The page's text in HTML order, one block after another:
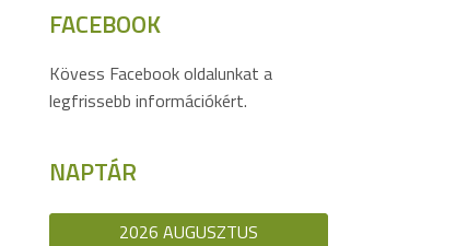
FACEBOOK
Kövess Facebook oldalunkat a
legfrissebb információkért.
NAPTÁR
2026 AUGUSZTUS